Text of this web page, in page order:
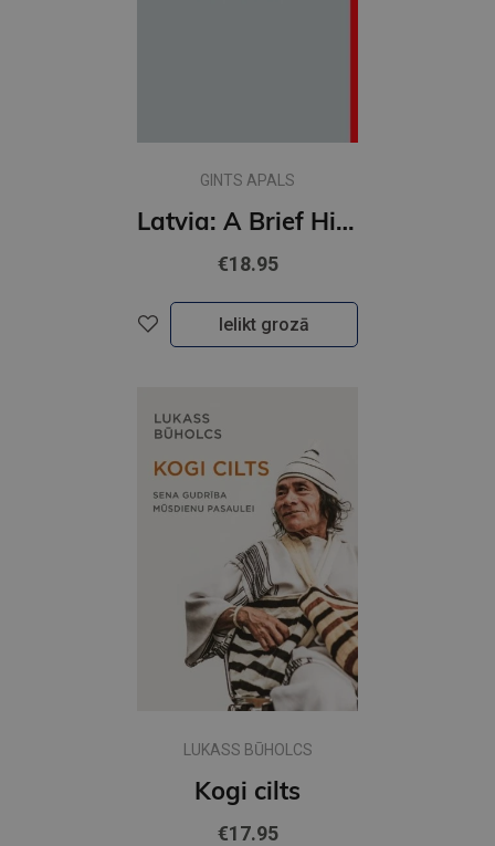
GINTS APALS
Latvia: A Brief History of Occupation and Foreign Rule in 20th Century
€18.95
Ielikt grozā
LUKASS BŪHOLCS
Kogi cilts
€17.95